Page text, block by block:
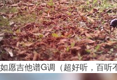
如愿吉他谱G调（超好听，百听